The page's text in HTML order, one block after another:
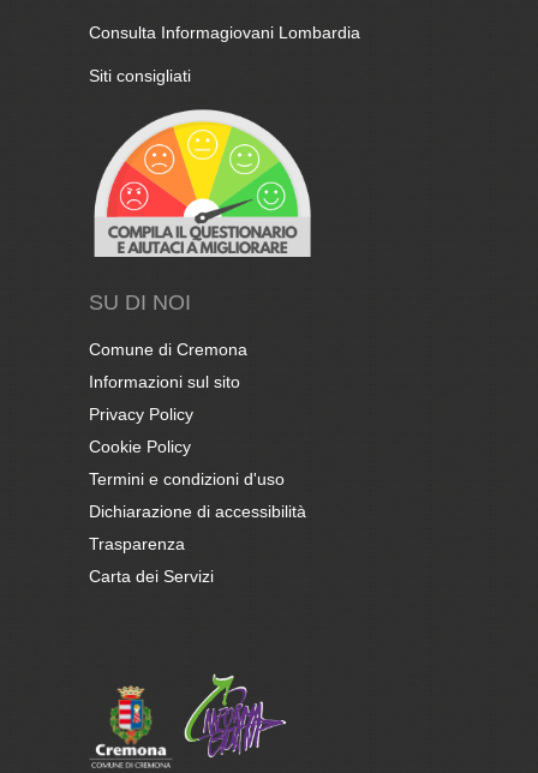
Consulta Informagiovani Lombardia
Siti consigliati
SU DI NOI
Comune di Cremona
Informazioni sul sito
Privacy Policy
Cookie Policy
Termini e condizioni d'uso
Dichiarazione di accessibilità
Trasparenza
Carta dei Servizi